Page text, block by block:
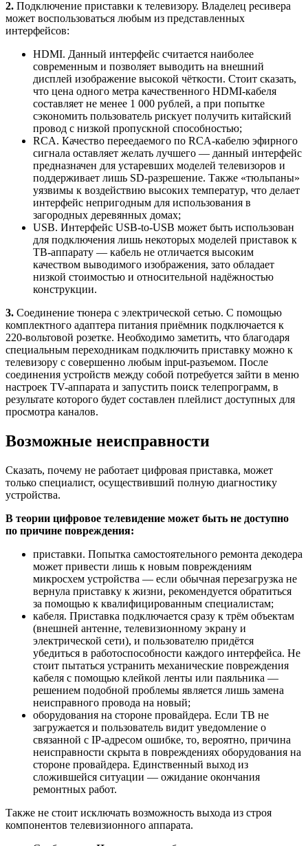
2. Подключение приставки к телевизору. Владелец ресивера
может воспользоваться любым из представленных
интерфейсов:
HDMI. Данный интерфейс считается наиболее
современным и позволяет выводить на внешний
дисплей изображение высокой чёткости. Стоит сказать,
что цена одного метра качественного HDMI-кабеля
составляет не менее 1 000 рублей, а при попытке
сэкономить пользователь рискует получить китайский
провод с низкой пропускной способностью;
RCA. Качество переедаемого по RCA-кабелю эфирного
сигнала оставляет желать лучшего — данный интерфейс
предназначен для устаревших моделей телевизоров и
поддерживает лишь SD-разрешение. Также «тюльпаны»
уязвимы к воздействию высоких температур, что делает
интерфейс непригодным для использования в
загородных деревянных домах;
USB. Интерфейс USB-to-USB может быть использован
для подключения лишь некоторых моделей приставок к
ТВ-аппарату — кабель не отличается высоким
качеством выводимого изображения, зато обладает
низкой стоимостью и относительной надёжностью
конструкции.
3. Соединение тюнера с электрической сетью. С помощью
комплектного адаптера питания приёмник подключается к
220-вольтовой розетке. Необходимо заметить, что благодаря
специальным переходникам подключить приставку можно к
телевизору с совершенно любым input-разъемом. После
соединения устройств между собой потребуется зайти в меню
настроек TV-аппарата и запустить поиск телепрограмм, в
результате которого будет составлен плейлист доступных для
просмотра каналов.
Возможные неисправности
Сказать, почему не работает цифровая приставка, может
только специалист, осуществивший полную диагностику
устройства.
В теории цифровое телевидение может быть не доступно
по причине повреждения:
приставки. Попытка самостоятельного ремонта декодера
может привести лишь к новым повреждениям
микросхем устройства — если обычная перезагрузка не
вернула приставку к жизни, рекомендуется обратиться
за помощью к квалифицированным специалистам;
кабеля. Приставка подключается сразу к трём объектам
(внешней антенне, телевизионному экрану и
электрической сети), и пользователю придётся
убедиться в работоспособности каждого интерфейса. Не
стоит пытаться устранить механические повреждения
кабеля с помощью клейкой ленты или паяльника —
решением подобной проблемы является лишь замена
неисправного провода на новый;
оборудования на стороне провайдера. Если ТВ не
загружается и пользователь видит уведомление о
связанной с IP-адресом ошибке, то, вероятно, причина
неисправности скрыта в повреждениях оборудования на
стороне провайдера. Единственный выход из
сложившейся ситуации — ожидание окончания
ремонтных работ.
Также не стоит исключать возможность выхода из строя
компонентов телевизионного аппарата.